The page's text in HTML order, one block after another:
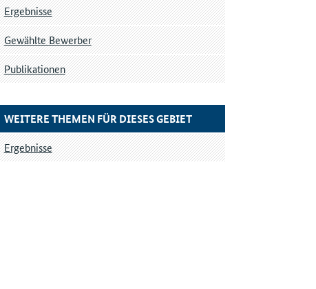
Ergebnisse
Gewählte Bewerber
Publikationen
WEITERE THEMEN FÜR DIESES GEBIET
Ergebnisse